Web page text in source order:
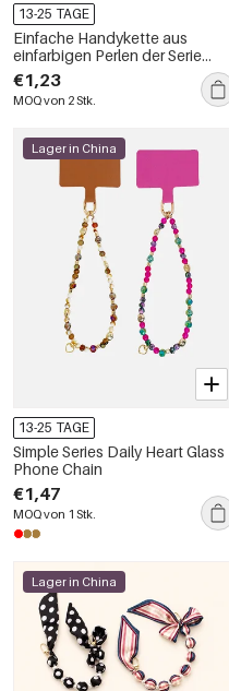
13-25 TAGE
Einfache Handykette aus
einfarbigen Perlen der Serie
Simple, täglich erhältlich
€1,23
MOQ von 2 Stk.
Lager in China
13-25 TAGE
Simple Series Daily Heart Glass
Phone Chain
€1,47
MOQ von 1 Stk.
Lager in China